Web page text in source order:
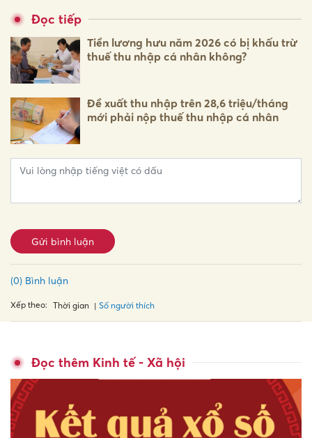
Đọc tiếp
Tiền lương hưu năm 2026 có bị khấu trừ
thuế thu nhập cá nhân không?
Đề xuất thu nhập trên 28,6 triệu/tháng
mới phải nộp thuế thu nhập cá nhân
Gửi bình luận
(0) Bình luận
Xếp theo: Thời gian Số người thích
Đọc thêm Kinh tế - Xã hội